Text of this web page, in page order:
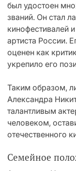
был удостоен
званий. Он стал
кинофестивалей
артиста России.
оценен как
укрепило его
Таким образом,
Александра
талантливым
человеком,
отечественного
Семейное